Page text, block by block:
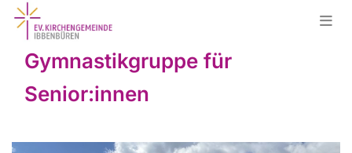
Gymnastikgruppe für
Senior:innen